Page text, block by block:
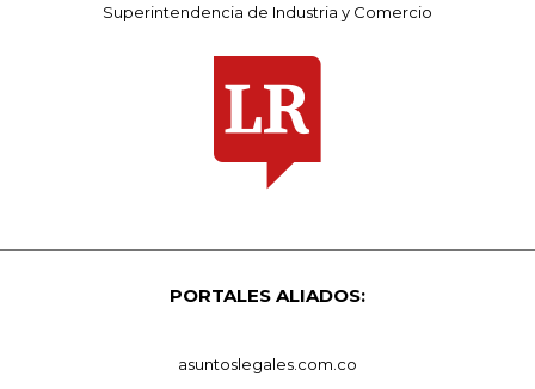
Superintendencia de Industria y Comercio
PORTALES ALIADOS:
asuntoslegales.com.co